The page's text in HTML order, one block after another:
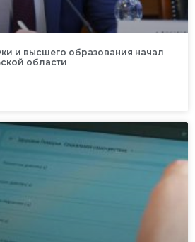
и высшего образования начал
области